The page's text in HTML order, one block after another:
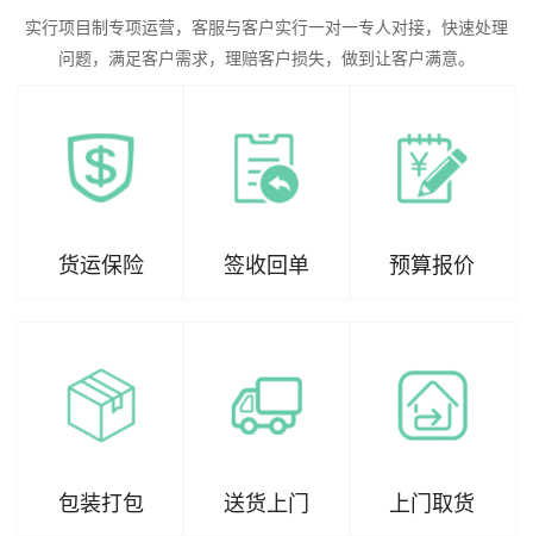
实行项目制专项运营，客服与客户实行一对一专人对接，快速处理
问题，满足客户需求，理赔客户损失，做到让客户满意。
货运保险 签收回单 预算报价
包装打包 送货上门 上门取货